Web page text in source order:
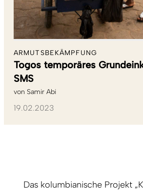
ARMUTSBEKÄMPFUNG
Togos temporäres
SMS
von Samir Abi
19.02.2023
Das kolumbianische Projekt